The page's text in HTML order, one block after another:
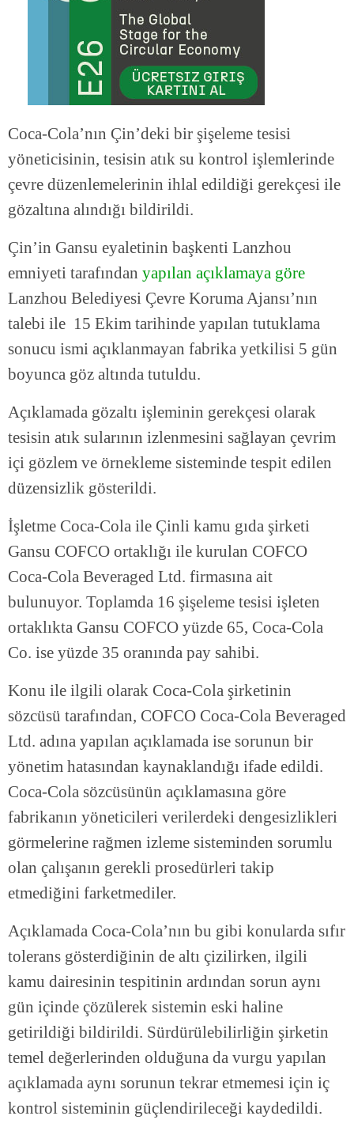
Coca-Cola’nın Çin’deki bir şişeleme tesisi
yöneticisinin, tesisin atık su kontrol işlemlerinde
çevre düzenlemelerinin ihlal edildiği gerekçesi ile
gözaltına alındığı bildirildi.
Çin’in Gansu eyaletinin başkenti Lanzhou
emniyeti tarafından yapılan açıklamaya göre
Lanzhou Belediyesi Çevre Koruma Ajansı’nın
talebi ile 15 Ekim tarihinde yapılan tutuklama
sonucu ismi açıklanmayan fabrika yetkilisi 5 gün
boyunca göz altında tutuldu.
Açıklamada gözaltı işleminin gerekçesi olarak
tesisin atık sularının izlenmesini sağlayan çevrim
içi gözlem ve örnekleme sisteminde tespit edilen
düzensizlik gösterildi.
İşletme Coca-Cola ile Çinli kamu gıda şirketi
Gansu COFCO ortaklığı ile kurulan COFCO
Coca-Cola Beveraged Ltd. firmasına ait
bulunuyor. Toplamda 16 şişeleme tesisi işleten
ortaklıkta Gansu COFCO yüzde 65, Coca-Cola
Co. ise yüzde 35 oranında pay sahibi.
Konu ile ilgili olarak Coca-Cola şirketinin
sözcüsü tarafından, COFCO Coca-Cola Beveraged
Ltd. adına yapılan açıklamada ise sorunun bir
yönetim hatasından kaynaklandığı ifade edildi.
Coca-Cola sözcüsünün açıklamasına göre
fabrikanın yöneticileri verilerdeki dengesizlikleri
görmelerine rağmen izleme sisteminden sorumlu
olan çalışanın gerekli prosedürleri takip
etmediğini farketmediler.
Açıklamada Coca-Cola’nın bu gibi konularda sıfır
tolerans gösterdiğinin de altı çizilirken, ilgili
kamu dairesinin tespitinin ardından sorun aynı
gün içinde çözülerek sistemin eski haline
getirildiği bildirildi. Sürdürülebilirliğin şirketin
temel değerlerinden olduğuna da vurgu yapılan
açıklamada aynı sorunun tekrar etmemesi için iç
kontrol sisteminin güçlendirileceği kaydedildi.